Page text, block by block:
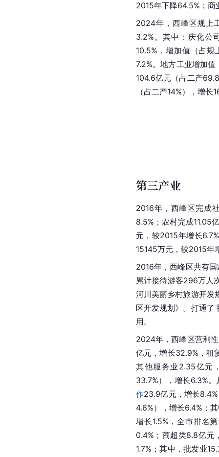
2015年下降64.5%；
2024年，西峰区规上
3.2%。其中：庆化公
10.5%，增加值（占
7.2%。地方工业增加
104.6亿元（占二产
（占二产14%），增
第三产业
2016年，西峰区完成
8.5%；农村完成11.05
元，较2015年增长
15145万元，较2015年
2016年，西峰区共有
累计接待游客296万人
河川美丽乡村旅游开发
区开发规划》。打通了
用。
2024年，西峰区营利
亿元，增长32.9%，租
其他服务业2.35亿元
33.7%），增长6.3%
作23.9亿元，增长
4.6%），增长6.4%；
增长1.5%，全市排名
0.4%；商超类8.8亿元
1.7%；其中，批发业